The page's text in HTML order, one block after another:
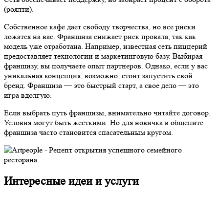
(роялти).
Собственное кафе дает свободу творчества, но все риски
ложатся на вас. Франшиза снижает риск провала, так как
модель уже отработана. Например , известная сеть пиццерий
предоставляет технологии и маркетинговую базу. Выбирая
франшизу, вы получаете опыт партнеров. Однако, если у вас
уникальная концепция, возможно, стоит запустить свой
бренд. Франшиза — это быстрый старт, а свое дело — это
игра вдолгую.
Если выбрать путь франшизы , внимательно читайте договор
Условия могут быть жесткими. Но для новичка в общепите
франшиза часто становится спасательным кругом.
Интересные идеи и услуги